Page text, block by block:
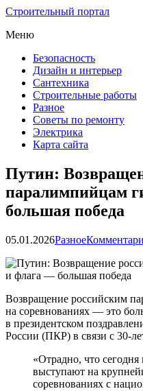
Строительный портал
Меню
Безопасность
Дизайн и интерьер
Сантехника
Строительные работы
Разное
Советы по ремонту
Электрика
Карта сайта
Путин:
паралимпийцам
большая победа
05.01.2026Разное
Возвращение российским
на соревнованиях — это
в президентском
России (ПКР) в связи с 30-
«Отрадно, что
выступают на
соревнованиях с